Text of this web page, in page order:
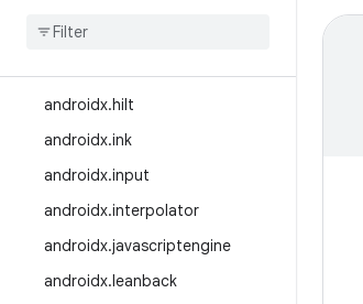
androidx
androidx.hilt
androidx.ink
androidx.input
androidx.interpolator
androidx.javascriptengine
androidx.leanback